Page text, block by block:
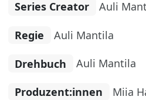
Series Creator Auli
Regie Auli Mantila
Drehbuch Auli Mantila
Produzent:innen Miia